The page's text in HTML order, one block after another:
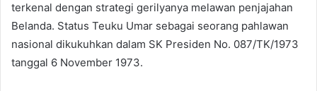
terkenal dengan strategi gerilyanya melawan penjajahan
Belanda. Status Teuku Umar sebagai seorang pahlawan
nasional dikukuhkan dalam SK Presiden No. 087/TK/1973
tanggal 6 November 1973.